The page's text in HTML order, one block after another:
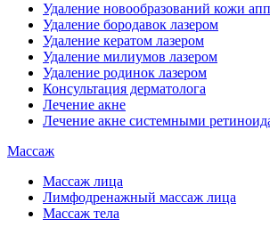
Удаление новообразований кожи
Удаление бородавок лазером
Удаление кератом лазером
Удаление милиумов лазером
Удаление родинок лазером
Консультация дерматолога
Лечение акне
Лечение акне системными
Массаж
Массаж лица
Лимфодренажный массаж лица
Массаж тела